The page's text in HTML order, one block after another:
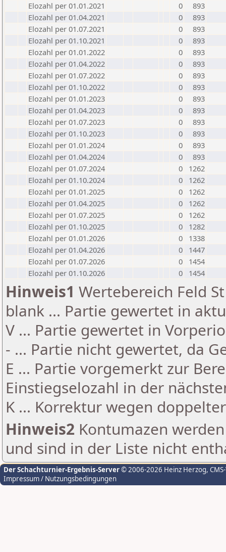
Elozahl per 01.01.2021
0
893
Elozahl per 01.04.2021
0
893
Elozahl per 01.07.2021
0
893
Elozahl per 01.10.2021
0
893
Elozahl per 01.01.2022
0
893
Elozahl per 01.04.2022
0
893
Elozahl per 01.07.2022
0
893
Elozahl per 01.10.2022
0
893
Elozahl per 01.01.2023
0
893
Elozahl per 01.04.2023
0
893
Elozahl per 01.07.2023
0
893
Elozahl per 01.10.2023
0
893
Elozahl per 01.01.2024
0
893
Elozahl per 01.04.2024
0
893
Elozahl per 01.07.2024
0
1262
Elozahl per 01.10.2024
0
1262
Elozahl per 01.01.2025
0
1262
Elozahl per 01.04.2025
0
1262
Elozahl per 01.07.2025
0
1262
Elozahl per 01.10.2025
0
1282
Elozahl per 01.01.2026
0
1338
Elozahl per 01.04.2026
0
1447
Elozahl per 01.07.2026
0
1454
Elozahl per 01.10.2026
0 1454
Hinweis1 Wertebereich Feld
blank ... Partie gewertet in
V ... Partie gewertet in
- ... Partie nicht gewertet, da
E ... Partie vorgemerkt zur
Einstiegselozahl in der
K ... Korrektur wegen
Hinweis2 Kontumazen
und sind in der Liste nicht
Der Schachturnier-Ergebnis-Server© 2006-2026 Heinz Herzog,
Impressum / Nutzungsbedingungen